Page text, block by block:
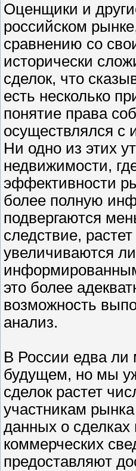
Оценщики и
российском
сравнению со
исторически
сделок, что
есть несколько
понятие права
осуществлялся с
Ни одно из этих
недвижимости,
эффективности
более полную
подвергаются
следствие,
увеличиваются
это более
возможность
анализ.
В России едва ли
будущем, но мы
сделок растет
участникам
данных о сделках
коммерческих
предоставляют